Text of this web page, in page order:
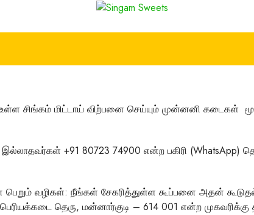
சிங்கம் மிட்டாய் விற்பனை செய்யும் முன்னனி கடைகள்
இல்லாதவர்கள் +91 80723 74900 என்ற பகிரி (WhatsApp)
பெறும் வழிகள்: நீங்கள் சேகரித்துள்ள கூப்பனை அதன்
தெரு, மன்னார்குடி – 614 001 என்ற